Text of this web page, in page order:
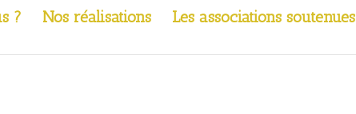
? Nos réalisations Les associations soutenues